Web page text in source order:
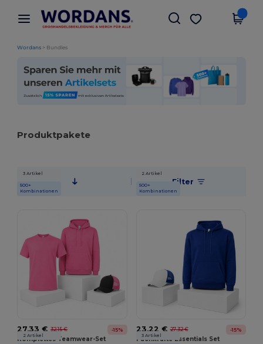
× Wordans App
Bessere Preise in der App!
App holen
Wordans > Bundles
Produktpakete
Filter
3 Artikel
500+
Kombinationen
27,33 € 32,15 € -15%
Komplettes Teamwear-Set
2 Artikel
500+
Kombinationen
23,22 € 27,32 € -15%
Fachkräfte Essentials Set
2 Artikel 3 Artikel